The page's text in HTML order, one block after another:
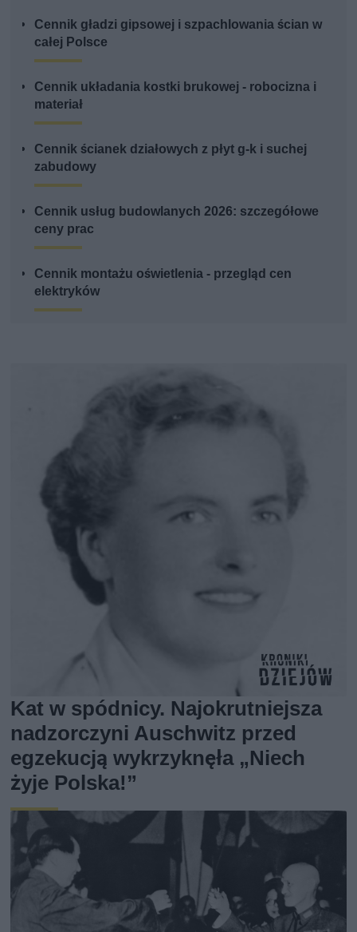
Cennik gładzi gipsowej i szpachlowania ścian w
całej Polsce
Cennik układania kostki brukowej - robocizna i
materiał
Cennik ścianek działowych z płyt g-k i suchej
zabudowy
Cennik usług budowlanych 2026: szczegółowe
ceny prac
Cennik montażu oświetlenia - przegląd cen
elektryków
Kat w spódnicy. Najokrutniejsza
nadzorczyni Auschwitz przed
egzekucją wykrzyknęła „Niech
żyje Polska!”